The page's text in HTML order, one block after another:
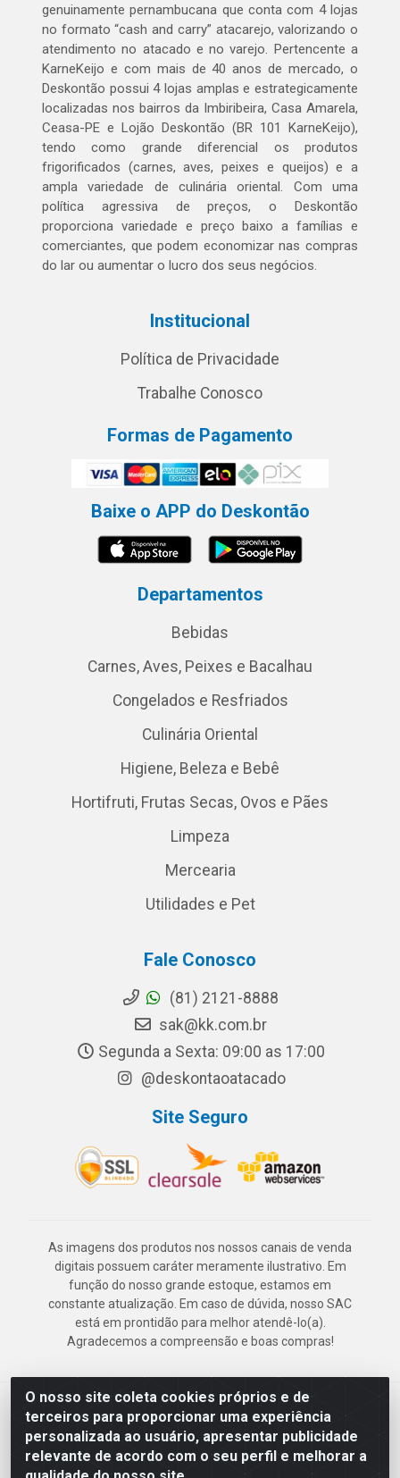
O nosso site coleta cookies próprios e de
terceiros para proporcionar uma experiência
personalizada ao usuário, apresentar publicidade
relevante de acordo com o seu perfil e melhorar a
genuinamente pernambucana que conta com 4 lojas
no formato “cash and carry” atacarejo, valorizando o
atendimento no atacado e no varejo. Pertencente a
KarneKeijo e com mais de 40 anos de mercado, o
Deskontão possui 4 lojas amplas e estrategicamente
localizadas nos bairros da Imbiribeira, Casa Amarela,
Ceasa-PE e Lojão Deskontão (BR 101 KarneKeijo),
tendo como grande diferencial os produtos
frigorificados (carnes, aves, peixes e queijos) e a
ampla variedade de culinária oriental. Com uma
política agressiva de preços, o Deskontão
proporciona variedade e preço baixo a famílias e
comerciantes, que podem economizar nas compras
do lar ou aumentar o lucro dos seus negócios.
Institucional
Política de Privacidade
Trabalhe Conosco
Formas de Pagamento
Baixe o APP do Deskontão
Departamentos
Bebidas
Carnes, Aves, Peixes e Bacalhau
Congelados e Resfriados
Culinária Oriental
Higiene, Beleza e Bebê
Hortifruti, Frutas Secas, Ovos e Pães
Limpeza
Mercearia
Utilidades e Pet
Fale Conosco
(81) 2121-8888
sak@kk.com.br
Segunda a Sexta: 09:00 as 17:00
@deskontaoatacado
Site Seguro
As imagens dos produtos nos nossos canais de venda
digitais possuem caráter meramente ilustrativo. Em
função do nosso grande estoque, estamos em
constante atualização. Em caso de dúvida, nosso SAC
está em prontidão para melhor atendê-lo(a).
Agradecemos a compreensão e boas compras!
Deskontão Atacado - Av. Marechal Mascarenhas de Morais, 2471 -
Imbiribeira - Recife/PE - CEP 51.150-001 - CNPJ 24.150.377/0003-
57